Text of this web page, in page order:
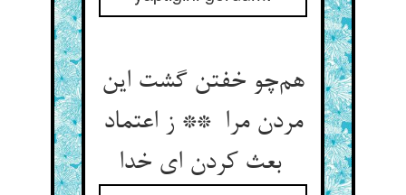
هم‌چو خفتن گشت این
مردن مرا ** ز اعتماد
بعث کردن ای خدا